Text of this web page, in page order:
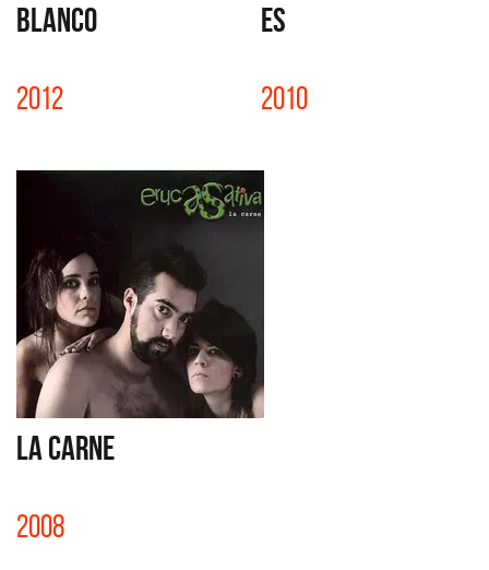
BLANCO
2012
ES
2010
LA CARNE
2008